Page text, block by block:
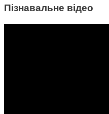
Пізнавальне відео